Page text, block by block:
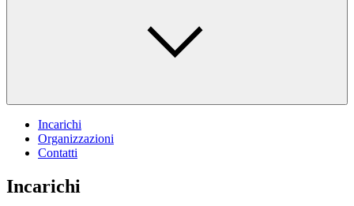
Incarichi
Organizzazioni
Contatti
Incarichi